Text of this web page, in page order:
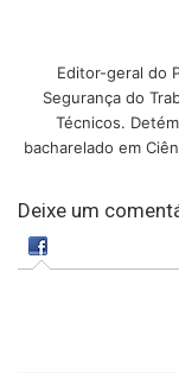
Editor-geral do
Segurança do
Técnicos.
bacharelado em
Deixe um